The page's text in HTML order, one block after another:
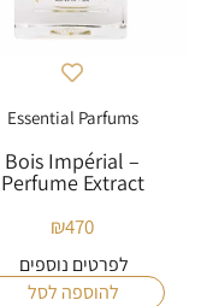
Essential Parfums
Bois Impérial –
Perfume Extract
₪470
לפרטים נוספים
להוספה לסל